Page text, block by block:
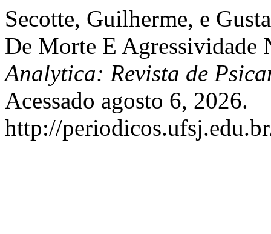
Secotte, Guilherme, e
De Morte E Agressividade
Analytica: Revista de
Acessado agosto 6, 2026.
http://